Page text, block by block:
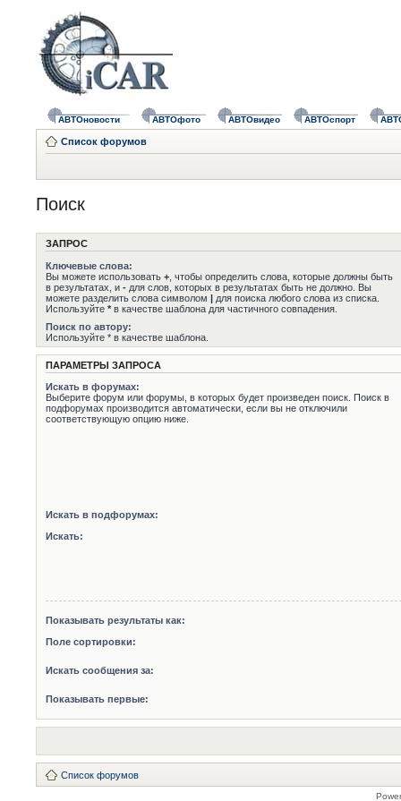
АВТОновости АВТОфото АВТОвидео АВТОспорт
Список форумов
Поиск
ЗАПРОС
Ключевые слова:
Вы можете использовать + , чтобы определить слова, которые должны быть
в результатах, и - для слов, которых в результатах быть не должно. Вы
можете разделить слова символом | для поиска любого слова из списка.
Используйте * в качестве шаблона для частичного совпадения.
Поиск по автору:
Используйте * в качестве шаблона.
ПАРАМЕТРЫ ЗАПРОСА
Искать в форумах:
Выберите форум или форумы, в которых будет произведен поиск. Поиск в
подфорумах производится автоматически, если вы не отключили
соответствующую опцию ниже.
Искать в подфорумах:
Искать:
Показывать результаты как:
Поле сортировки:
Искать сообщения за:
Показывать первые:
Список форумов